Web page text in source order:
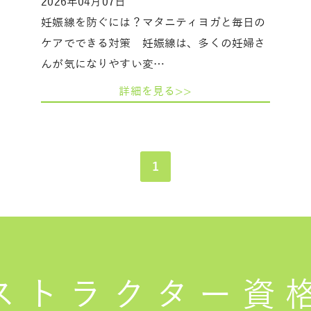
妊娠線を防ぐには？マタニティヨガと毎日の
ケアでできる対策 妊娠線は、多くの妊婦さ
んが気になりやすい変…
詳細を見る>>
1
トラクター 資